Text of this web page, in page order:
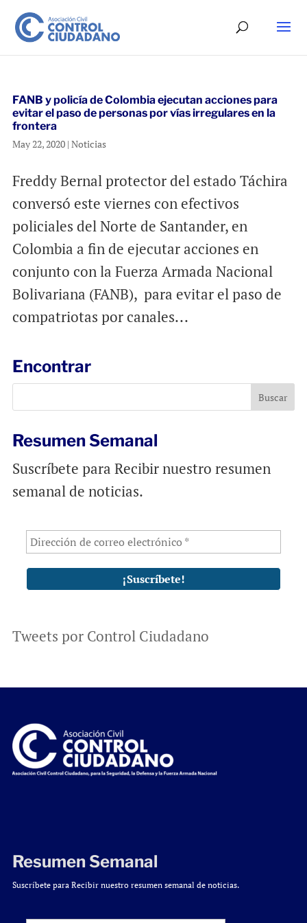
FANB y policía de Colombia ejecutan acciones para
evitar el paso de personas por vías irregulares en la
frontera
May 22, 2020| Noticias
Freddy Bernal protector del estado Táchira
conversó este viernes con efectivos
policiales del Norte de Santander, en
Colombia a fin de ejecutar acciones en
conjunto con la Fuerza Armada Nacional
Bolivariana (FANB), para evitar el paso de
compatriotas por canales...
Encontrar
Resumen Semanal
Suscríbete para Recibir nuestro resumen
semanal de noticias.
Tweets por Control Ciudadano
Resumen Semanal
Suscríbete para Recibir nuestro resumen semanal de noticias.